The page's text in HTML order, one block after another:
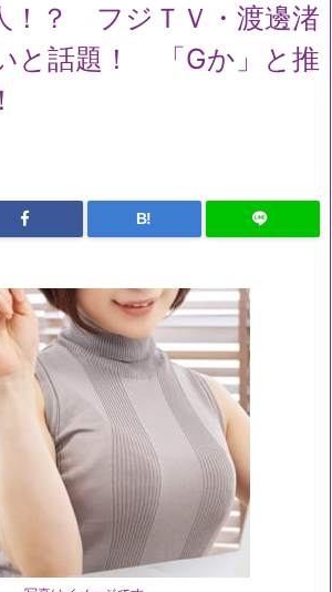
！？ フジＴＶ・渡邊渚
と話題！ 「Gか」と推
B!